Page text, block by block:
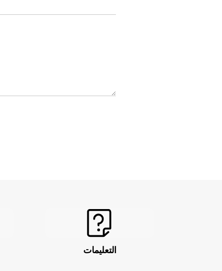
التعليمات